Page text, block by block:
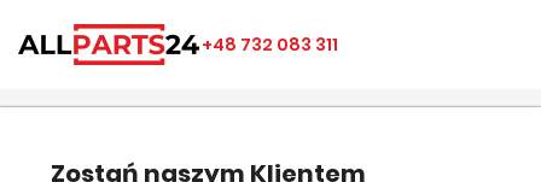
+48 732 083 311
Zostań naszym Klientem
((modalTitle))
Utwórz listę ulubionych
Zaloguj się
liście życzeń.